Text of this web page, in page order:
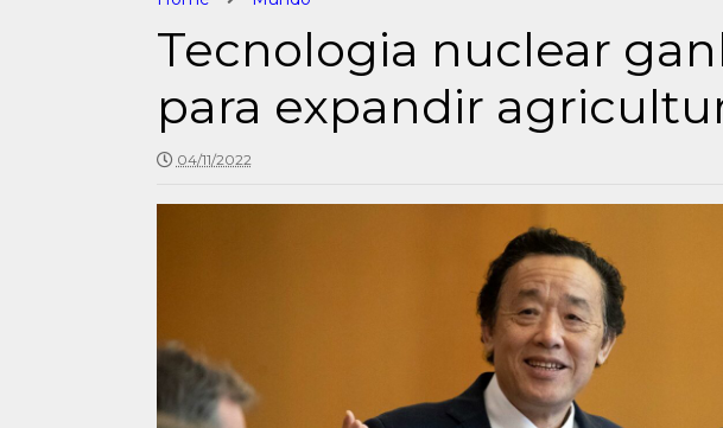
Tecnologia nuclear
para expandir
04/11/2022